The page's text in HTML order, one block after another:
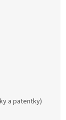
a patentky)